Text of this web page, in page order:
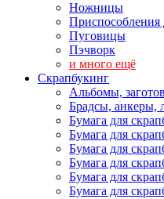
Ножницы
Приспособления
Пуговицы
Пэчворк
и много ещё
Скрапбукинг
Альбомы,
Брадсы, анкеры,
Бумага для
Бумага для
Бумага для
Бумага для
Бумага для
Бумага для